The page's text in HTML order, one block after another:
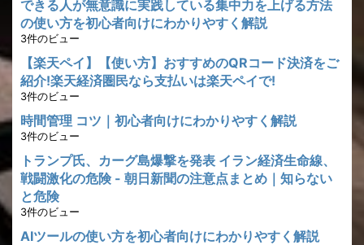
できる人が無意識に実践している集中力を上げる方法
の使い方を初心者向けにわかりやすく解説
3件のビュー
【楽天ペイ】【使い方】おすすめのQRコード決済をご
紹介!楽天経済圏民なら支払いは楽天ペイで!
3件のビュー
時間管理 コツ｜初心者向けにわかりやすく解説
3件のビュー
トランプ氏、カーグ島爆撃を発表 イラン経済生命線、
戦闘激化の危険 - 朝日新聞の注意点まとめ｜知らない
と危険
3件のビュー
AIツールの使い方を初心者向けにわかりやすく解説